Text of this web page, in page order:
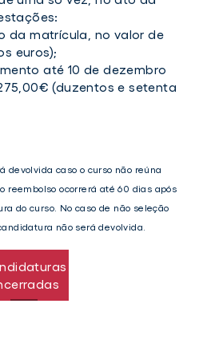
da matrícula, no valor de
euros);
até 10 de dezembro
(duzentos e setenta
devolvida caso o curso não reúna
reembolso ocorrerá até 60 dias após
do curso. No caso de não seleção
não será devolvida.